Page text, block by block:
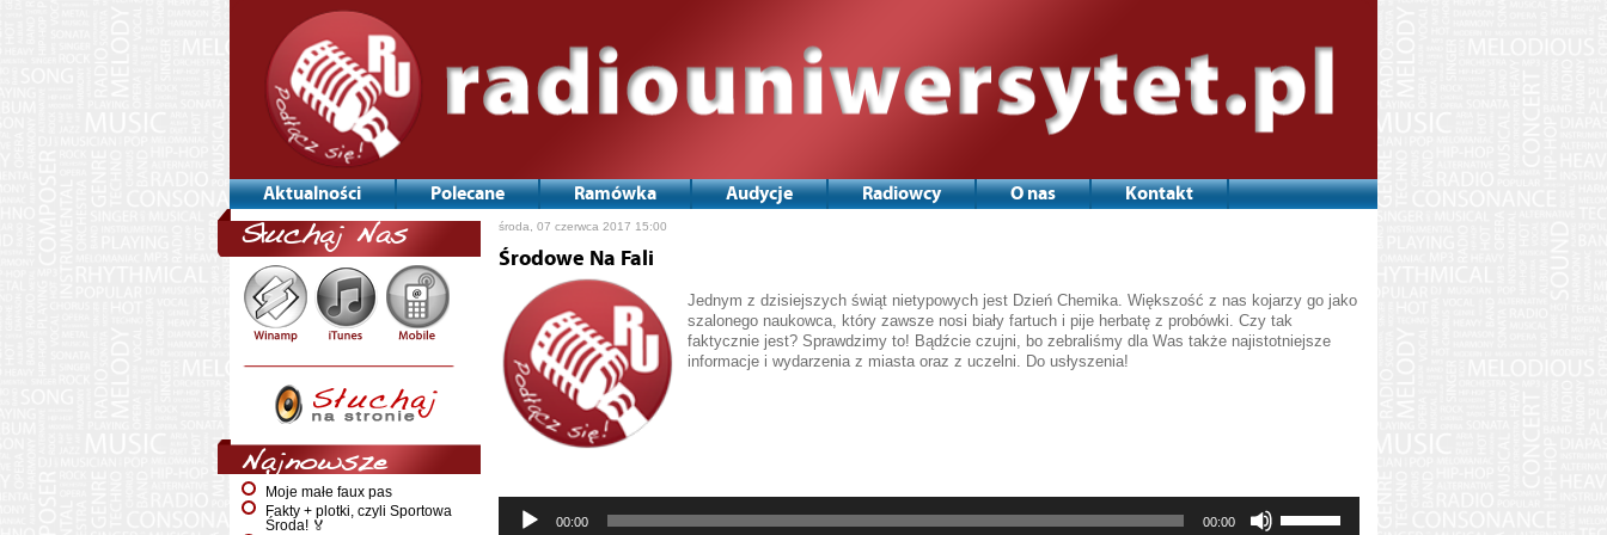
Aktualności Polecane Ramówka Audycje Radiowcy O nas Kontakt
Słuchaj Nas
Najnowsze
Moje małe faux pas
Fakty + plotki, czyli Sportowa
Środa! 🏅
środa, 07 czerwca 2017 15:00
Środowe Na Fali
Jednym z dzisiejszych świąt nietypowych jest Dzień Chemika. Większość z nas kojarzy go jako
szalonego naukowca, który zawsze nosi biały fartuch i pije herbatę z probówki. Czy tak
faktycznie jest? Sprawdzimy to! Bądźcie czujni, bo zebraliśmy dla Was także najistotniejsze
informacje i wydarzenia z miasta oraz z uczelni. Do usłyszenia!
00:00 00:00
strzałek